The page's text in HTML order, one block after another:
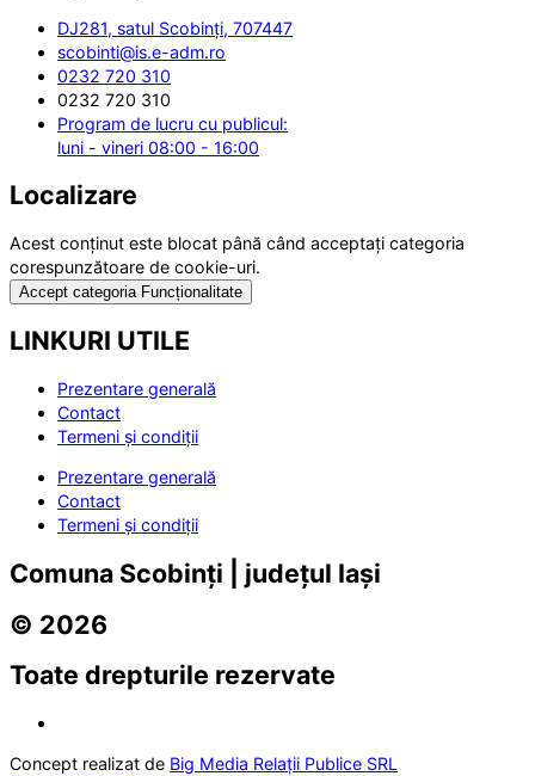
DJ281, satul Scobinți, 707447
scobinti@is.e-adm.ro
0232 720 310
0232 720 310
Program de lucru cu publicul:
luni - vineri 08:00 - 16:00
Localizare
Acest conținut este blocat până când acceptați categoria
corespunzătoare de cookie-uri.
Accept categoria Funcționalitate
LINKURI UTILE
Prezentare generală
Contact
Termeni și condiții
Prezentare generală
Contact
Termeni și condiții
Comuna Scobinți | județul Iași
© 2026
Toate drepturile rezervate
Concept realizat de Big Media Relații Publice SRL